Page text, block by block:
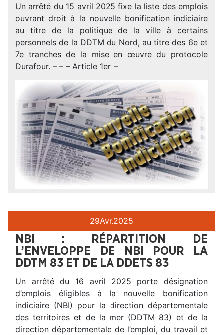
Un arrêté du 15 avril 2025 fixe la liste des emplois
ouvrant droit à la nouvelle bonification indiciaire
au titre de la politique de la ville à certains
personnels de la DDTM du Nord, au titre des 6e et
7e tranches de la mise en œuvre du protocole
Durafour. – – – Article 1er. –
29Avr.2025
NBI : RÉPARTITION DE
L’ENVELOPPE DE NBI POUR LA
DDTM 83 ET DE LA DDETS 83
Un arrêté du 16 avril 2025 porte désignation
d’emplois éligibles à la nouvelle bonification
indiciaire (NBI) pour la direction départementale
des territoires et de la mer (DDTM 83) et de la
direction départementale de l’emploi, du travail et